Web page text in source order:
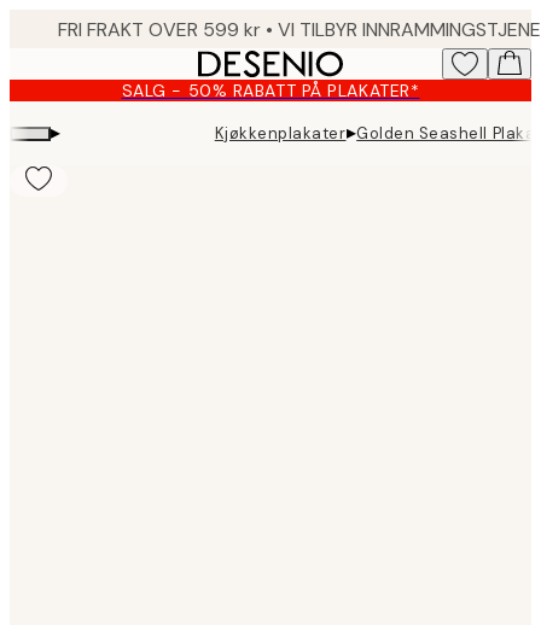
content.
SALG - 50% RABATT PÅ PLAKATER*
▸ Kjøkkenplakater▸Golden Seashell Plakat